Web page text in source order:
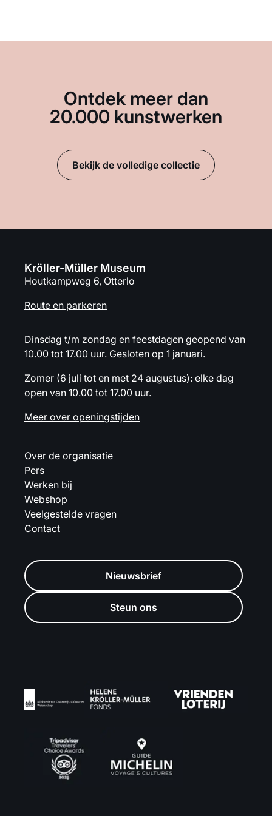
Ontdek meer dan
20.000 kunstwerken
Bekijk de volledige collectie
Kröller-Müller Museum
Houtkampweg 6, Otterlo
Route en parkeren
Dinsdag t/m zondag en feestdagen geopend van
10.00 tot 17.00 uur. Gesloten op 1 januari.
Zomer (6 juli tot en met 24 augustus): elke dag
open van 10.00 tot 17.00 uur.
Meer over openingstijden
Over de organisatie
Pers
Werken bij
Webshop
Veelgestelde vragen
Contact
Nieuwsbrief
Steun ons